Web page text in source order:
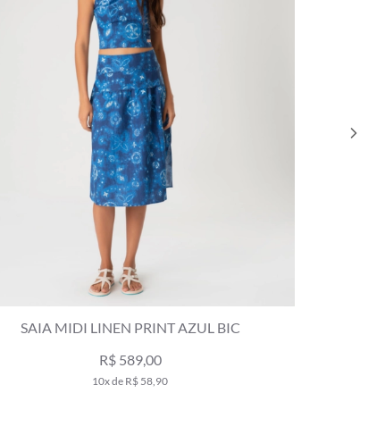
SAIA MIDI ROLOTÊ SOCIAL LINEN AZUL BIC
R$ 840,00R$ 449,00
8x de R$ 56,12